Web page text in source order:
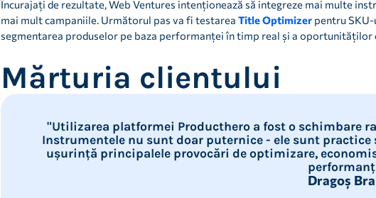
Încurajați de rezultate, Web Ventures intenționează să integreze mai multe
mai mult campaniile. Următorul pas va fi testareaTitle Optimizer pentru
segmentarea produselor pe baza performanței în timp real și a oportunităților
Mărturia clientului
"Utilizarea platformei Producthero a fost o schimbare
Instrumentele nu sunt doar puternice - ele sunt
ușurință principalele provocări de optimizare,
Dragoș